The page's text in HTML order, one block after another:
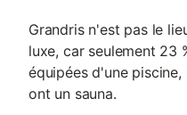
Grandris n'est pas le
luxe, car seulement 23
équipées d'une
ont un sauna.